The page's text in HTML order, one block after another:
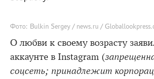
Фото: Bulkin Sergey / news.ru /
О любви к своему возрасту
аккаунте в Instagram (
соцсеть; принадлежит